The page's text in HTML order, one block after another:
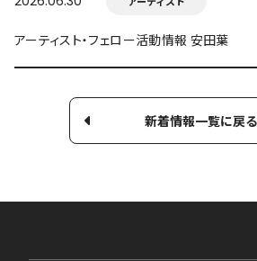
アーティスト・フェロー活動情報 安田葉
新着情報一覧に戻る